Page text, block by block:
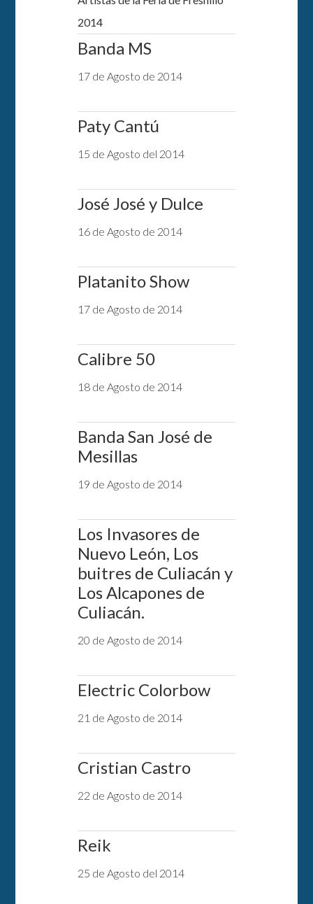
2014
Banda MS
17 de Agosto de 2014
Paty Cantú
15 de Agosto del 2014
José José y Dulce
16 de Agosto de 2014
Platanito Show
17 de Agosto de 2014
Calibre 50
18 de Agosto de 2014
Banda San José de
Mesillas
19 de Agosto de 2014
Los Invasores de
Nuevo León, Los
buitres de Culiacán y
Los Alcapones de
Culiacán.
20 de Agosto de 2014
Electric Colorbow
21 de Agosto de 2014
Cristian Castro
22 de Agosto de 2014
Reik
25 de Agosto del 2014